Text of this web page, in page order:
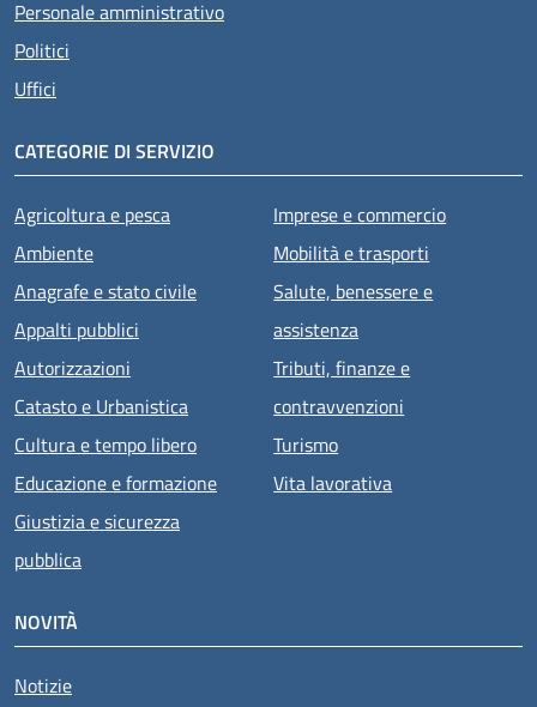
Personale amministrativo
Politici
Uffici
CATEGORIE DI SERVIZIO
Agricoltura e pesca
Ambiente
Anagrafe e stato civile
Appalti pubblici
Autorizzazioni
Catasto e Urbanistica
Cultura e tempo libero
Educazione e formazione
Giustizia e sicurezza
pubblica
Imprese e commercio
Mobilità e trasporti
Salute, benessere e
assistenza
Tributi, finanze e
contravvenzioni
Turismo
Vita lavorativa
NOVITÀ
Notizie